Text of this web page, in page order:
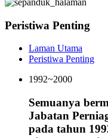
Peristiwa Penting
Laman Utama
Peristiwa Penting
1992~2000
Semuanya
Jabatan
pada tahun